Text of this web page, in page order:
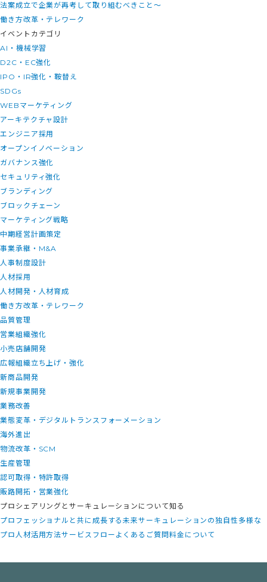
法案成立で企業が再考して取り組むべきこと〜
働き方改革・テレワーク
イベントカテゴリ
AI・機械学習
D2C・EC強化
IPO・IR強化・鞍替え
SDGs
WEBマーケティング
アーキテクチャ設計
エンジニア採用
オープンイノベーション
ガバナンス強化
セキュリティ強化
ブランディング
ブロックチェーン
マーケティング戦略
中期経営計画策定
事業承継・M&A
人事制度設計
人材採用
人材開発・人材育成
働き方改革・テレワーク
品質管理
営業組織強化
小売店舗開発
広報組織立ち上げ・強化
新商品開発
新規事業開発
業務改善
業態変革・デジタルトランスフォーメーション
海外進出
物流改革・SCM
生産管理
認可取得・特許取得
販路開拓・営業強化
プロシェアリングとサーキュレーションについて知る
プロフェッショナルと共に成長する未来サーキュレーションの独自性多様な
プロ人材活用方法サービスフロー よくあるご質問 料金について